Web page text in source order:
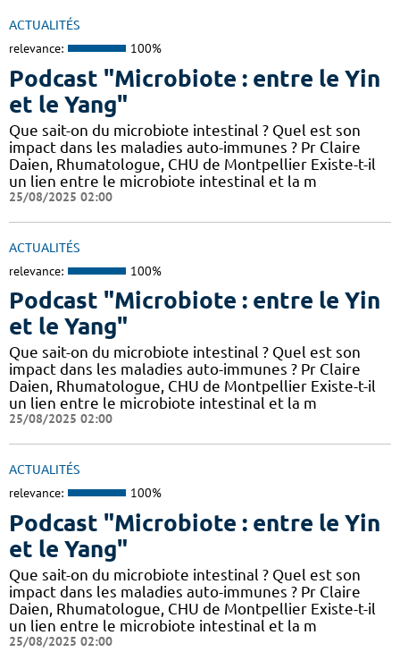
ACTUALITÉS
relevance: 100%
Podcast "Microbiote : entre le Yin
et le Yang"
Que sait-on du microbiote intestinal ? Quel est son
impact dans les maladies auto-immunes ? Pr Claire
Daien, Rhumatologue, CHU de Montpellier Existe-t-il
un lien entre le microbiote intestinal et la m
25/08/2025 02:00
ACTUALITÉS
relevance: 100%
Podcast "Microbiote : entre le Yin
et le Yang"
Que sait-on du microbiote intestinal ? Quel est son
impact dans les maladies auto-immunes ? Pr Claire
Daien, Rhumatologue, CHU de Montpellier Existe-t-il
un lien entre le microbiote intestinal et la m
25/08/2025 02:00
ACTUALITÉS
relevance: 100%
Podcast "Microbiote : entre le Yin
et le Yang"
Que sait-on du microbiote intestinal ? Quel est son
impact dans les maladies auto-immunes ? Pr Claire
Daien, Rhumatologue, CHU de Montpellier Existe-t-il
un lien entre le microbiote intestinal et la m
25/08/2025 02:00